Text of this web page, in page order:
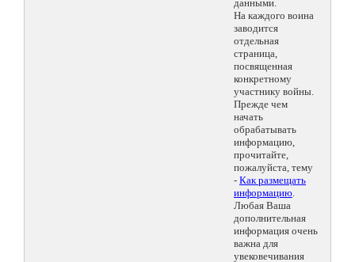
данными.
На каждого воина
заводится
отдельная
страница,
посвященная
конкретному
участнику войны.
Прежде чем
начать
обрабатывать
информацию,
прочитайте,
пожалуйста, тему
- Как размещать
информацию.
Любая Ваша
дополнительная
информация очень
важна для
увековечивания